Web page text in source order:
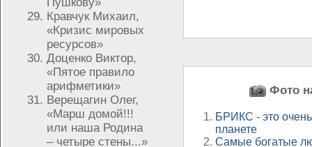
Кравчук Михаил,
«Кризис мировых
ресурсов»
Доценко Виктор,
«Пятое правило
арифметики»
Верещагин Олег,
«Марш домой!!!
или наша Родина
– четыре стены...»
Фото
БРИКС - это
планете
Самые богатые